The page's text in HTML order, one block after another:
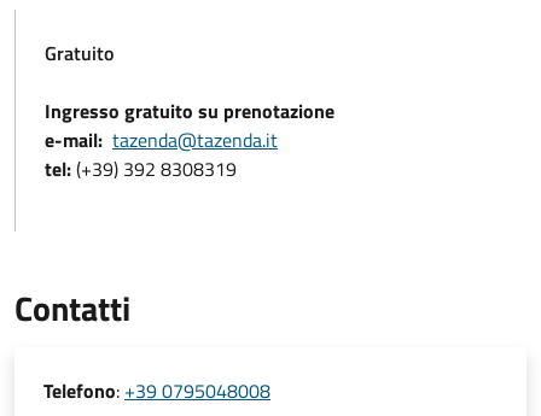
Gratuito
Ingresso gratuito su prenotazione
e-mail: tazenda@tazenda.it
tel:(+39) 392 8308319
Contatti
Telefono: +39 0795048008